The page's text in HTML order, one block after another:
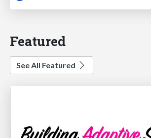
Featured
See All Featured